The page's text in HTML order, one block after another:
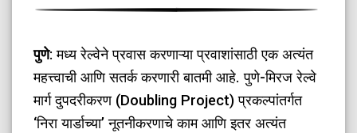
पुणे: मध्य रेल्वेने प्रवास करणाऱ्या प्रवाशांसाठी एक अत्यंत
महत्त्वाची आणि सतर्क करणारी बातमी आहे. पुणे-मिरज रेल्वे
मार्ग दुपदरीकरण (Doubling Project) प्रकल्पांतर्गत
‘निरा यार्डाच्या’ नूतनीकरणाचे काम आणि इतर अत्यंत